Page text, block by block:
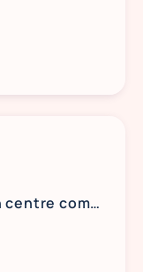
Recherche Animateur/rice en centre commercial - BACK TO SCHOOL